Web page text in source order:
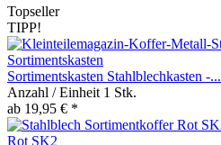
Topseller
TIPP!
Sortimentskasten Stahlblechkasten -...
Anzahl / Einheit 1 Stk.
ab 19,95 € *
Rot SK2